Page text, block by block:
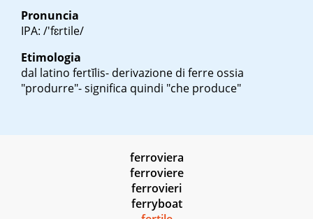
Pronuncia
IPA: /'fɛrtile/
Etimologia
dal latino fertĭlis- derivazione di ferre ossia
"produrre"- significa quindi "che produce"
ferroviera
ferroviere
ferrovieri
ferryboat